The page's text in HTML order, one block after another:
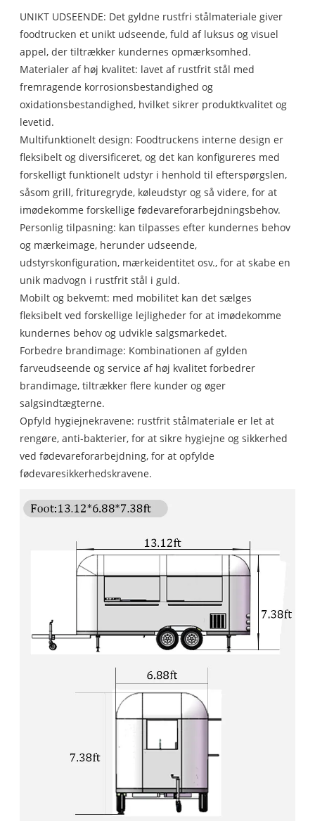
UNIKT UDSEENDE: Det gyldne rustfri stålmateriale giver
foodtrucken et unikt udseende, fuld af luksus og visuel
appel, der tiltrækker kundernes opmærksomhed.
Materialer af høj kvalitet: lavet af rustfrit stål med
fremragende korrosionsbestandighed og
oxidationsbestandighed, hvilket sikrer produktkvalitet og
levetid.
Multifunktionelt design: Foodtruckens interne design er
fleksibelt og diversificeret, og det kan konfigureres med
forskelligt funktionelt udstyr i henhold til efterspørgslen,
såsom grill, frituregryde, køleudstyr og så videre, for at
imødekomme forskellige fødevareforarbejdningsbehov.
Personlig tilpasning: kan tilpasses efter kundernes behov
og mærkeimage, herunder udseende,
udstyrskonfiguration, mærkeidentitet osv., for at skabe en
unik madvogn i rustfrit stål i guld.
Mobilt og bekvemt: med mobilitet kan det sælges
fleksibelt ved forskellige lejligheder for at imødekomme
kundernes behov og udvikle salgsmarkedet.
Forbedre brandimage: Kombinationen af ​​gylden
farveudseende og service af høj kvalitet forbedrer
brandimage, tiltrækker flere kunder og øger
salgsindtægterne.
Opfyld hygiejnekravene: rustfrit stålmateriale er let at
rengøre, anti-bakterier, for at sikre hygiejne og sikkerhed
ved fødevareforarbejdning, for at opfylde
fødevaresikkerhedskravene.